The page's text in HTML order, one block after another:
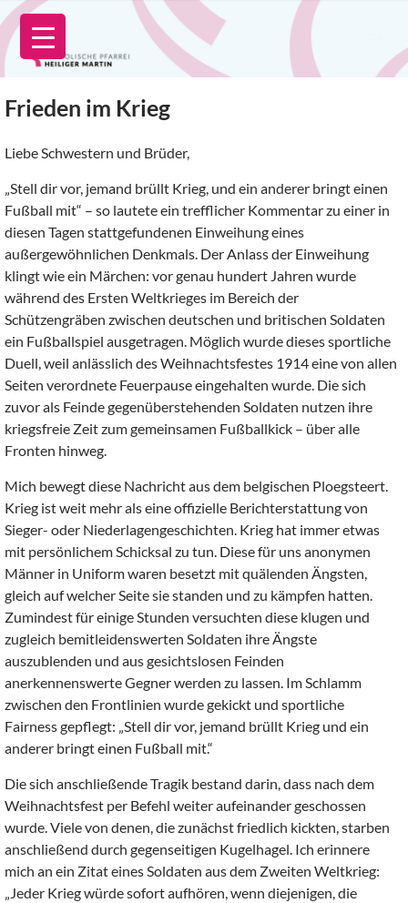
Zum
Inhalt
springen
Frieden im Krieg
Liebe Schwestern und Brüder,
„Stell dir vor, jemand brüllt Krieg, und ein anderer bringt einen
Fußball mit“ – so lautete ein trefflicher Kommentar zu einer in
diesen Tagen stattgefundenen Einweihung eines
außergewöhnlichen Denkmals. Der Anlass der Einweihung
klingt wie ein Märchen: vor genau hundert Jahren wurde
während des Ersten Weltkrieges im Bereich der
Schützengräben zwischen deutschen und britischen Soldaten
ein Fußballspiel ausgetragen. Möglich wurde dieses sportliche
Duell, weil anlässlich des Weihnachtsfestes 1914 eine von allen
Seiten verordnete Feuerpause eingehalten wurde. Die sich
zuvor als Feinde gegenüberstehenden Soldaten nutzen ihre
kriegsfreie Zeit zum gemeinsamen Fußballkick – über alle
Fronten hinweg.
Mich bewegt diese Nachricht aus dem belgischen Ploegsteert.
Krieg ist weit mehr als eine offizielle Berichterstattung von
Sieger- oder Niederlagengeschichten. Krieg hat immer etwas
mit persönlichem Schicksal zu tun. Diese für uns anonymen
Männer in Uniform waren besetzt mit quälenden Ängsten,
gleich auf welcher Seite sie standen und zu kämpfen hatten.
Zumindest für einige Stunden versuchten diese klugen und
zugleich bemitleidenswerten Soldaten ihre Ängste
auszublenden und aus gesichtslosen Feinden
anerkennenswerte Gegner werden zu lassen. Im Schlamm
zwischen den Frontlinien wurde gekickt und sportliche
Fairness gepflegt: „Stell dir vor, jemand brüllt Krieg und ein
anderer bringt einen Fußball mit.“
Die sich anschließende Tragik bestand darin, dass nach dem
Weihnachtsfest per Befehl weiter aufeinander geschossen
wurde. Viele von denen, die zunächst friedlich kickten, starben
anschließend durch gegenseitigen Kugelhagel. Ich erinnere
mich an ein Zitat eines Soldaten aus dem Zweiten Weltkrieg:
„Jeder Krieg würde sofort aufhören, wenn diejenigen, die